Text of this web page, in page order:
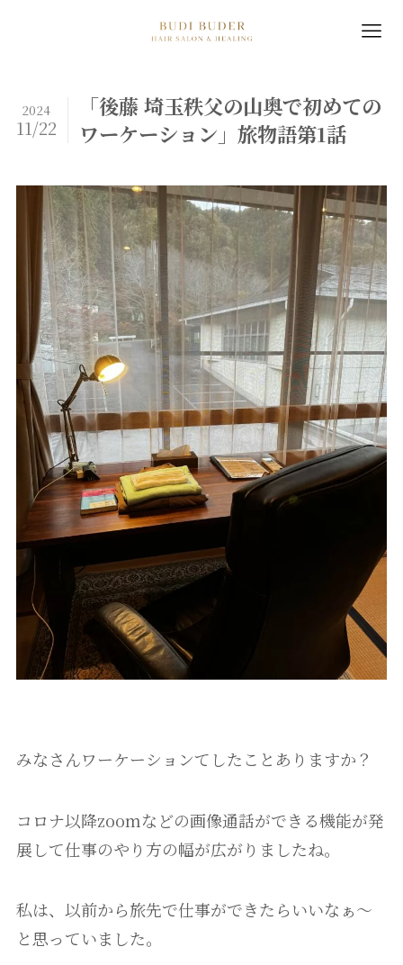
「後藤 埼玉秩父の山奥で初めての
ワーケーション」旅物語第1話
2024
11/22
みなさんワーケーションてしたことありますか？
コロナ以降zoomなどの画像通話ができる機能が発
展して仕事のやり方の幅が広がりましたね。
私は、以前から旅先で仕事ができたらいいなぁ〜
と思っていました。